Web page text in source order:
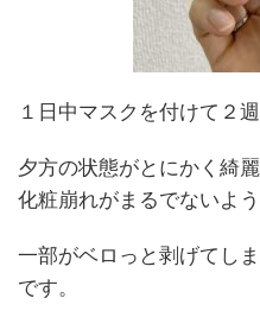
１日中マスクを付けて２
夕方の状態がとにかく綺麗
化粧崩れがまるでないよう
一部がベロっと剥げてし
です。